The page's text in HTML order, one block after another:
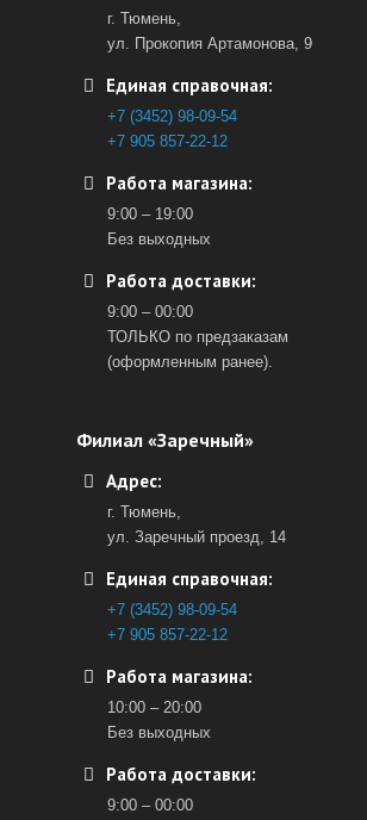
г. Тюмень,
ул. Прокопия Артамонова, 9
Единая справочная:
+7 (3452) 98-09-54
+7 905 857-22-12
Работа магазина:
9:00 – 19:00
Без выходных
Работа доставки:
9:00 – 00:00
ТОЛЬКО по предзаказам
(оформленным ранее).
Филиал «Заречный»
Адрес:
г. Тюмень,
ул. Заречный проезд, 14
Единая справочная:
+7 (3452) 98-09-54
+7 905 857-22-12
Работа магазина:
10:00 – 20:00
Без выходных
Работа доставки:
9:00 – 00:00